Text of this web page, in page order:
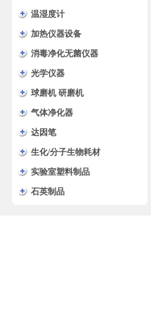
温湿度计
加热仪器设备
消毒净化无菌仪器
光学仪器
球磨机 研磨机
气体净化器
达因笔
生化/分子生物耗材
实验室塑料制品
石英制品